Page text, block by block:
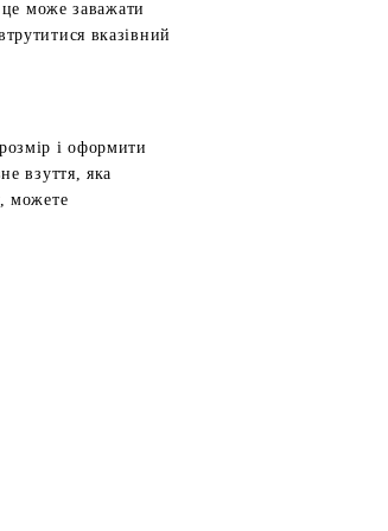
може заважати
вказівний
і оформити
взуття, яка
можете